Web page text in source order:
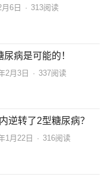
6日 · 313阅读
病是可能的！
2月3日 · 337阅读
逆转了2型糖尿病？
1月22日 · 316阅读